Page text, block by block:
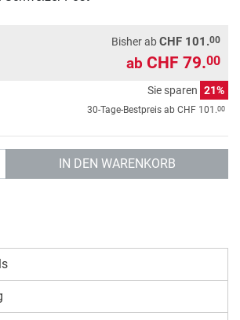
Bisher abCHF 101.00
ab CHF 79.00
Sie sparen 21%
30-Tage-Bestpreis ab CHF 101.00
IN DEN WARENKORB